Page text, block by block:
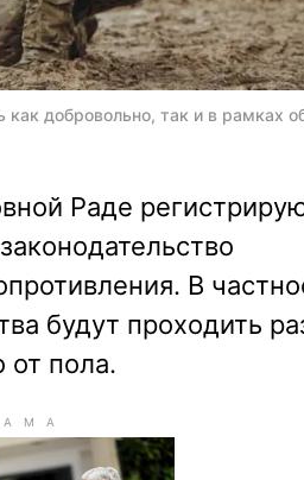
добровольно, так и в рамках
Раде
В
будут проходить
от пола.